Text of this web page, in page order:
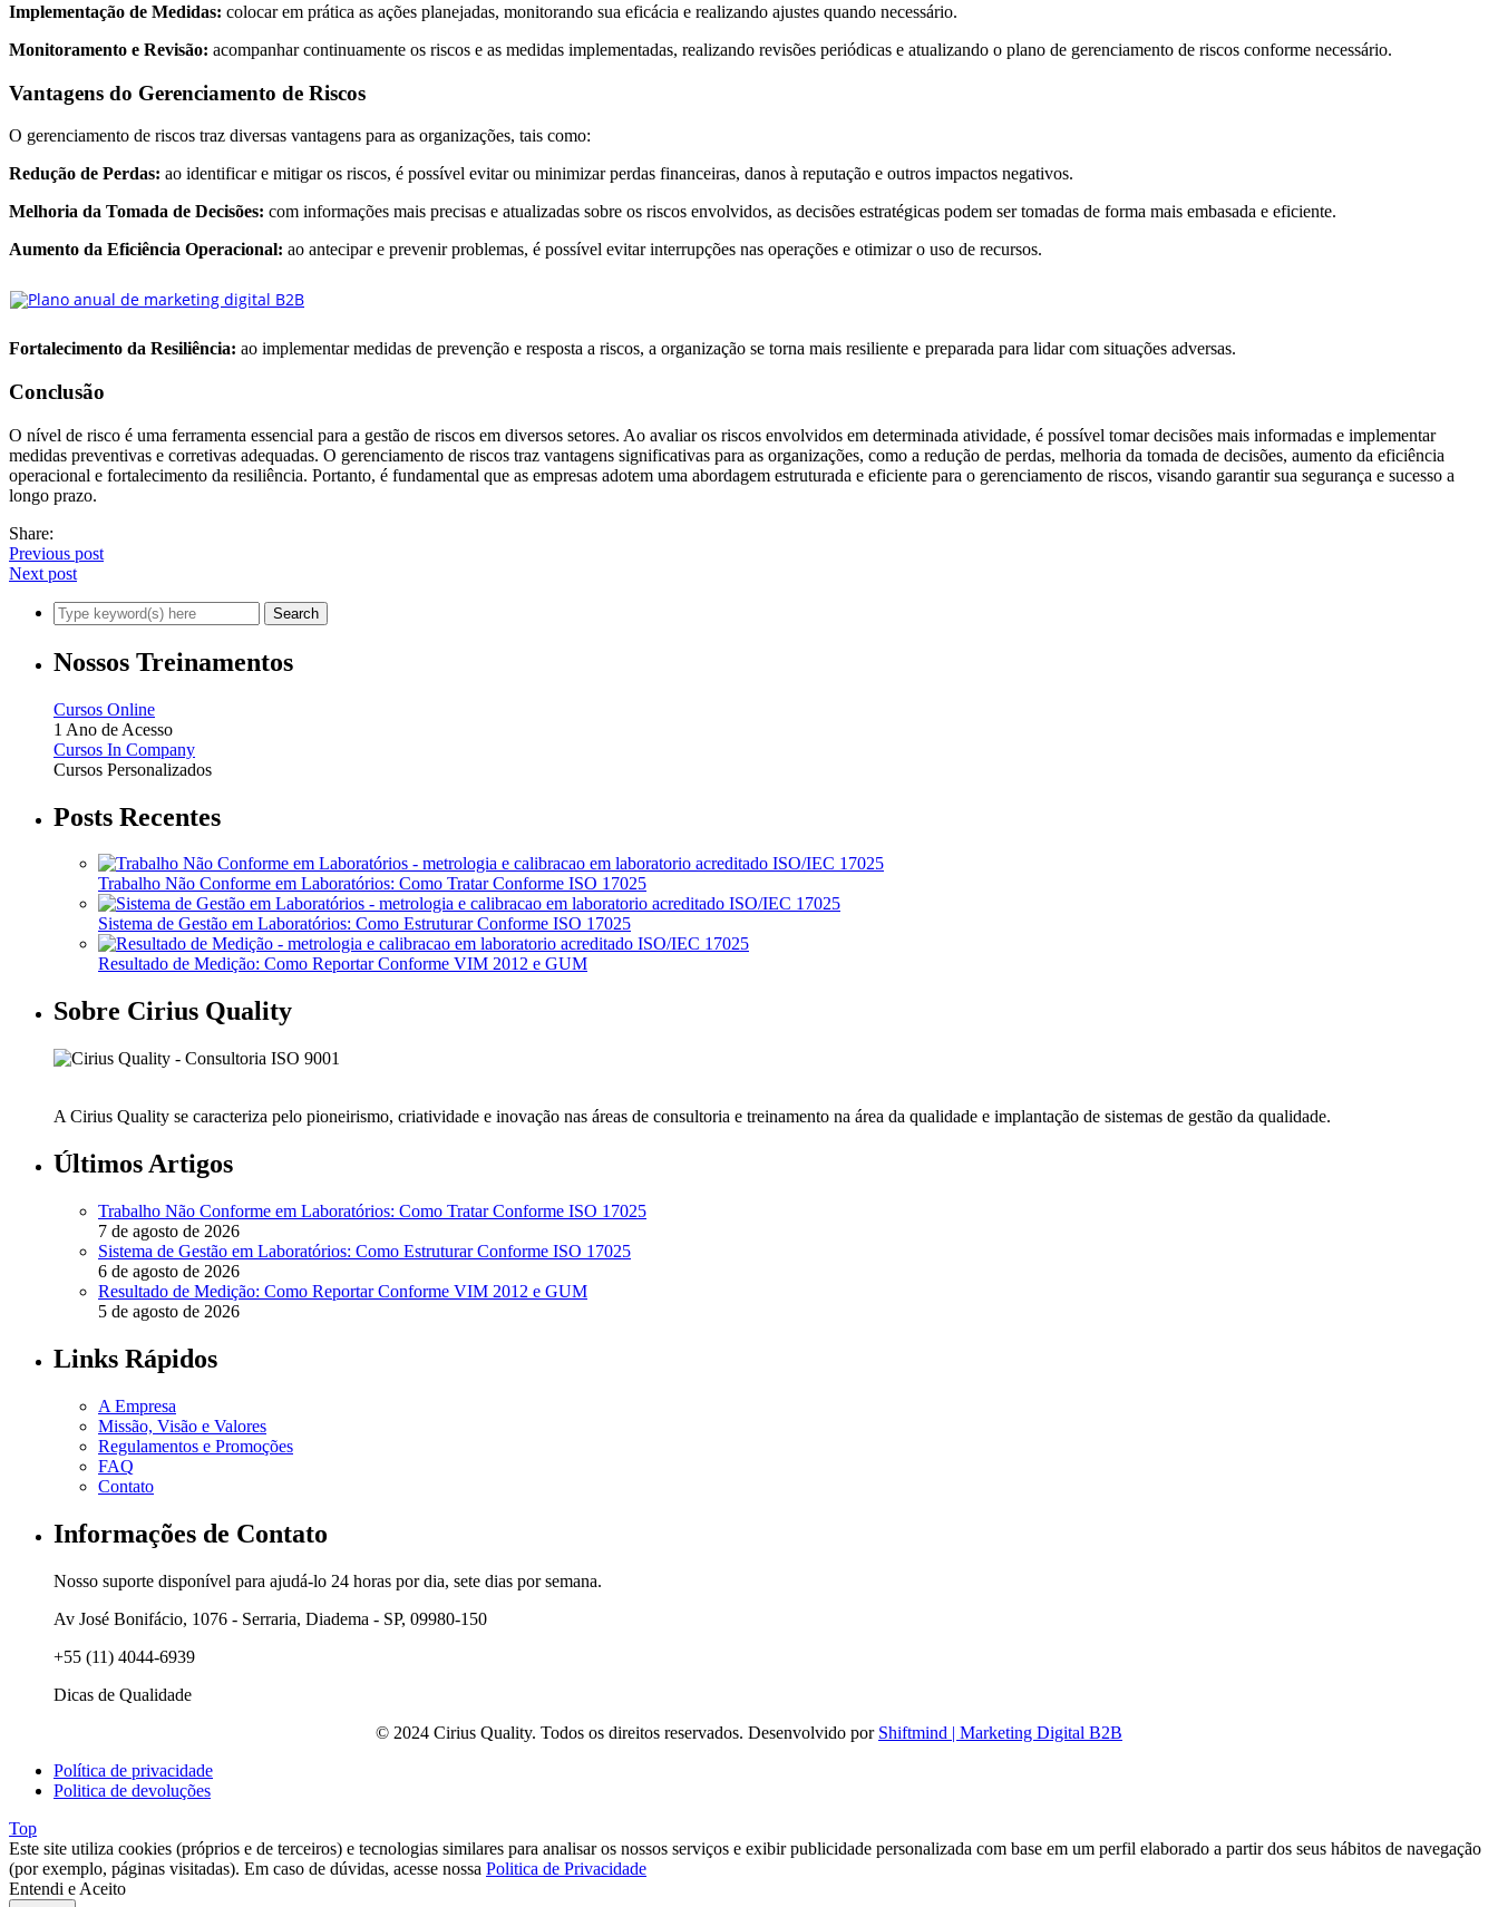
Implementação de Medidas: colocar em prática as ações planejadas, monitorando sua eficácia e realizando ajustes quando necessário.
Monitoramento e Revisão: acompanhar continuamente os riscos e as medidas implementadas, realizando revisões periódicas e atualizando o plano de gerenciamento de riscos conforme necessário.
Vantagens do Gerenciamento de Riscos
O gerenciamento de riscos traz diversas vantagens para as organizações, tais como:
Redução de Perdas: ao identificar e mitigar os riscos, é possível evitar ou minimizar perdas financeiras, danos à reputação e outros impactos negativos.
Melhoria da Tomada de Decisões: com informações mais precisas e atualizadas sobre os riscos envolvidos, as decisões estratégicas podem ser tomadas de forma mais embasada e eficiente.
Aumento da Eficiência Operacional: ao antecipar e prevenir problemas, é possível evitar interrupções nas operações e otimizar o uso de recursos.
Fortalecimento da Resiliência: ao implementar medidas de prevenção e resposta a riscos, a organização se torna mais resiliente e preparada para lidar com situações adversas.
Conclusão
O nível de risco é uma ferramenta essencial para a gestão de riscos em diversos setores. Ao avaliar os riscos envolvidos em determinada atividade, é possível tomar decisões mais informadas e implementar
medidas preventivas e corretivas adequadas. O gerenciamento de riscos traz vantagens significativas para as organizações, como a redução de perdas, melhoria da tomada de decisões, aumento da eficiência
operacional e fortalecimento da resiliência. Portanto, é fundamental que as empresas adotem uma abordagem estruturada e eficiente para o gerenciamento de riscos, visando garantir sua segurança e sucesso a
longo prazo.
Share:
Previous post
Next post
Nossos Treinamentos
Cursos Online
1 Ano de Acesso
Cursos In Company
Cursos Personalizados
Posts Recentes
Trabalho Não Conforme em Laboratórios: Como Tratar Conforme ISO 17025
Sistema de Gestão em Laboratórios: Como Estruturar Conforme ISO 17025
Resultado de Medição: Como Reportar Conforme VIM 2012 e GUM
Sobre Cirius Quality
A Cirius Quality se caracteriza pelo pioneirismo, criatividade e inovação nas áreas de consultoria e treinamento na área da qualidade e implantação de sistemas de gestão da qualidade.
Últimos Artigos
Trabalho Não Conforme em Laboratórios: Como Tratar Conforme ISO 17025
7 de agosto de 2026
Sistema de Gestão em Laboratórios: Como Estruturar Conforme ISO 17025
6 de agosto de 2026
Resultado de Medição: Como Reportar Conforme VIM 2012 e GUM
5 de agosto de 2026
Links Rápidos
A Empresa
Missão, Visão e Valores
Regulamentos e Promoções
FAQ
Contato
Informações de Contato
Nosso suporte disponível para ajudá-lo 24 horas por dia, sete dias por semana.
Av José Bonifácio, 1076 - Serraria, Diadema - SP, 09980-150
+55 (11) 4044-6939
Dicas de Qualidade
© 2024 Cirius Quality. Todos os direitos reservados. Desenvolvido por Shiftmind | Marketing Digital B2B
Política de privacidade
Politica de devoluções
Top
Este site utiliza cookies (próprios e de terceiros) e tecnologias similares para analisar os nossos serviços e exibir publicidade personalizada com base em um perfil elaborado a partir dos seus hábitos de navegação
(por exemplo, páginas visitadas). Em caso de dúvidas, acesse nossa Politica de Privacidade
Entendi e Aceito